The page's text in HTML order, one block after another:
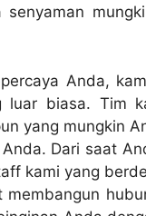
Anda,
luar biasa. Tim
yang mungkin
Dari saat
kami yang